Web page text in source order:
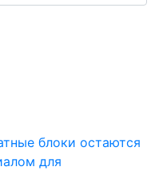
блоки остаются
для